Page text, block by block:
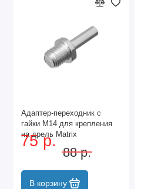
Адаптер-переходник с
гайки М14 для крепления
на дрель Matrix
75 р.
88 р.
В корзину